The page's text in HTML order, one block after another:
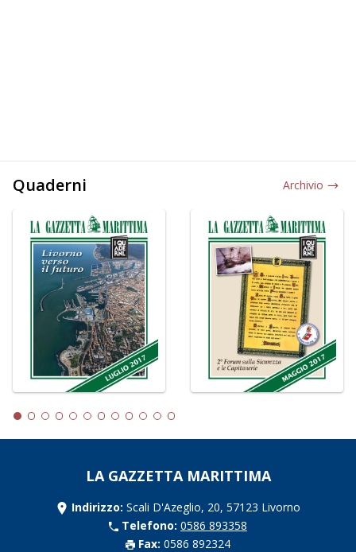
Quaderni Archivio
LA GAZZETTA MARITTIMA
Indirizzo: Scali D'Azeglio, 20, 57123 Livorno
Telefono: 0586 893358
Fax: 0586 892324